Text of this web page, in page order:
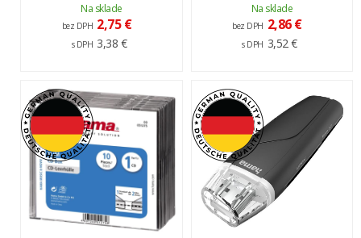
Na sklade
bez DPH 2,75 €
s DPH 3,38 €
Na sklade
bez DPH 2,86 €
s DPH 3,52 €